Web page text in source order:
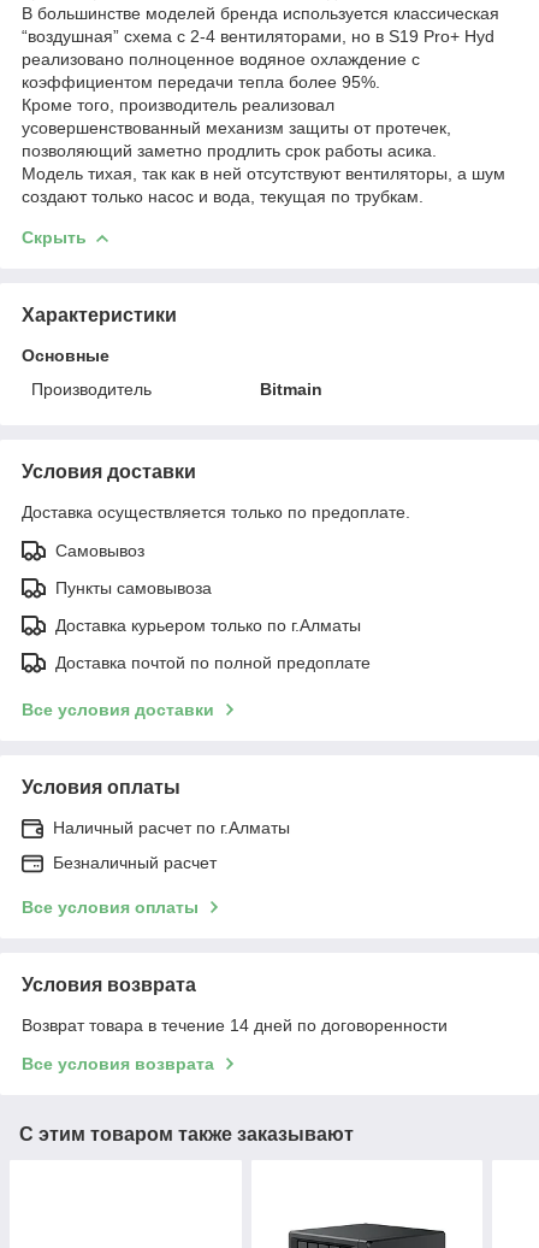
В большинстве моделей бренда используется классическая
“воздушная” схема с 2-4 вентиляторами, но в S19 Pro+ Hyd
реализовано полноценное водяное охлаждение с
коэффициентом передачи тепла более 95%.
Кроме того, производитель реализовал
усовершенствованный механизм защиты от протечек,
позволяющий заметно продлить срок работы асика.
Модель тихая, так как в ней отсутствуют вентиляторы, а шум
создают только насос и вода, текущая по трубкам.
Скрыть
Характеристики
Основные
Производитель
Bitmain
Условия доставки
Доставка осуществляется только по предоплате.
Самовывоз
Пункты самовывоза
Доставка курьером только по г.Алматы
Доставка почтой по полной предоплате
Все условия доставки
Условия оплаты
Наличный расчет по г.Алматы
Безналичный расчет
Все условия оплаты
Условия возврата
Возврат товара в течение 14 дней по договоренности
Все условия возврата
С этим товаром также заказывают